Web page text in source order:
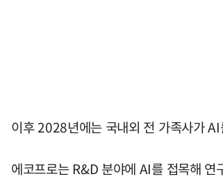
이후 2028년에는 국내외 전 가족사가
에코프로는 R&D 분야에 AI를 접목해